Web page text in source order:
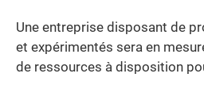
Une entreprise disposant de
et expérimentés sera en
de ressources à disposition